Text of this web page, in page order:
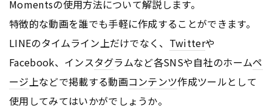
Momentsの使用方法について解説します。
特徴的な動画を誰でも手軽に作成することができます。
LINEのタイムライン上だけでなく、 Twitterや
Facebook、インスタグラムなど各SNSや自社のホームペ
ージ上などで掲載する動画コンテンツ作成ツールとして
使用してみてはいかがでしょうか。